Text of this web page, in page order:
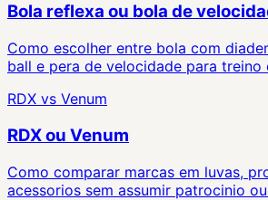
Bola reflexa ou bola de
Como escolher entre bola com
ball e pera de velocidade para treino
RDX vs Venum
RDX ou Venum
Como comparar marcas em luvas,
acessorios sem assumir patrocinio